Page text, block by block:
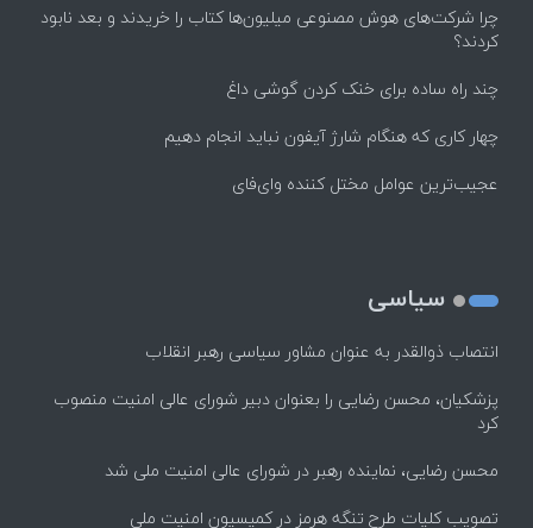
چرا شرکت‌های هوش مصنوعی میلیون‌ها کتاب را خریدند و بعد نابود
کردند؟
چند راه‌ ساده برای خنک کردن گوشی داغ
چهار کاری که هنگام شارژ آیفون نباید انجام دهیم
عجیب‌ترین عوامل مختل کننده وای‌فای
سیاسی
انتصاب ذوالقدر به عنوان مشاور سیاسی رهبر انقلاب
پزشکیان، محسن رضایی را بعنوان دبیر شورای عالی امنیت منصوب
کرد
محسن رضایی، نماینده رهبر در شورای عالی امنیت ملی شد
تصویب کلیات طرح تنگه هرمز در کمیسیون امنیت ملی